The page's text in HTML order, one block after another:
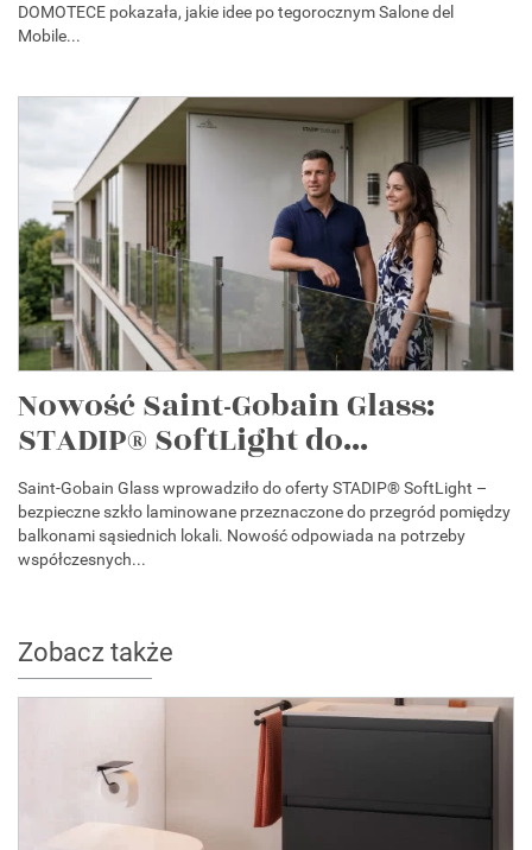
DOMOTECE pokazała, jakie idee po tegorocznym Salone del
Mobile...
Nowość Saint-Gobain Glass:
STADIP® SoftLight do...
Saint-Gobain Glass wprowadziło do oferty STADIP® SoftLight –
bezpieczne szkło laminowane przeznaczone do przegród pomiędzy
balkonami sąsiednich lokali. Nowość odpowiada na potrzeby
współczesnych...
Zobacz także